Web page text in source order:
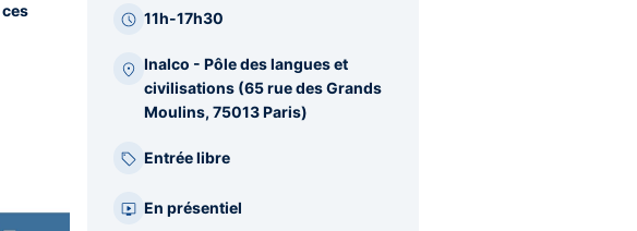
11h-17h30
Inalco - Pôle des langues et
civilisations (65 rue des Grands
Moulins, 75013 Paris)
Entrée libre
En présentiel